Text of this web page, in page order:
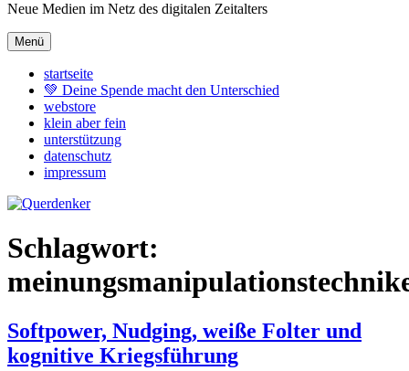
springen
Neue Medien im Netz des digitalen Zeitalters
Menü
startseite
💚 Deine Spende macht den Unterschied
webstore
klein aber fein
unterstützung
datenschutz
impressum
Schlagwort:
Softpower, Nudging, weiße Folter und
kognitive Kriegsführung